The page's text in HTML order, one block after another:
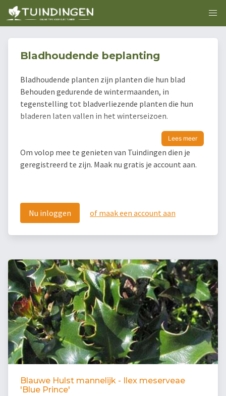
Bladhoudende beplanting
Bladhoudende planten zijn planten die hun blad
Behouden gedurende de wintermaanden, in
tegenstelling tot bladverliezende planten die hun
bladeren laten vallen in het winterseizoen.
Lees meer
Om volop mee te genieten van Tuindingen dien je
geregistreerd te zijn. Maak nu gratis je account aan.
Nu inloggen of maak een account aan
Blauwe Hulst mannelijk - Ilex meserveae
'Blue Prince'